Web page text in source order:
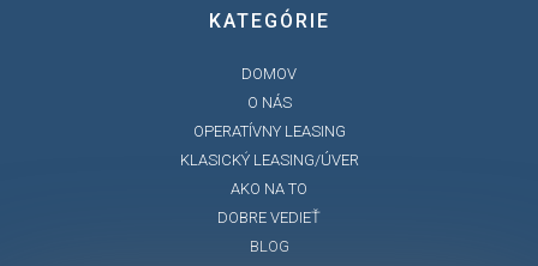
KATEGÓRIE
DOMOV
O NÁS
OPERATÍVNY LEASING
KLASICKÝ LEASING/ÚVER
AKO NA TO
DOBRE VEDIEŤ
BLOG